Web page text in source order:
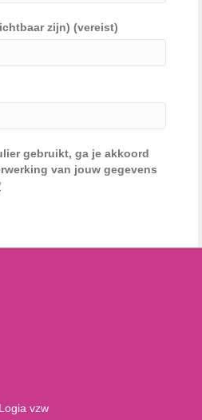
zijn) (vereist)
gebruikt, ga je akkoord
van jouw gegevens
Logia vzw